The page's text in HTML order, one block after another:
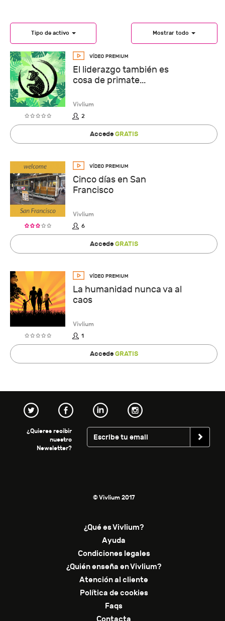
Tipo de activo Mostrar todo
El liderazgo también es
cosa de primate...
Vivlium
2
AccedeGRATIS
Cinco días en San
Francisco
Vivlium
6
AccedeGRATIS
La humanidad nunca va al
caos
Vivlium
1
AccedeGRATIS
¿Quieres recibir
nuestro
Newsletter?
© Vivlium 2017
¿Qué es Vivlium?
Ayuda
Condiciones legales
¿Quién enseña en Vivlium?
Atención al cliente
Política de cookies
Faqs
Contacta